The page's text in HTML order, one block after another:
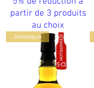
partir de 3 produits
au choix
Jamaïque